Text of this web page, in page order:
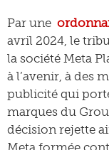
Par une
avril 2024, le
la société Meta
à l’avenir, à des
publicité qui
marques du
décision rejette
Meta formée